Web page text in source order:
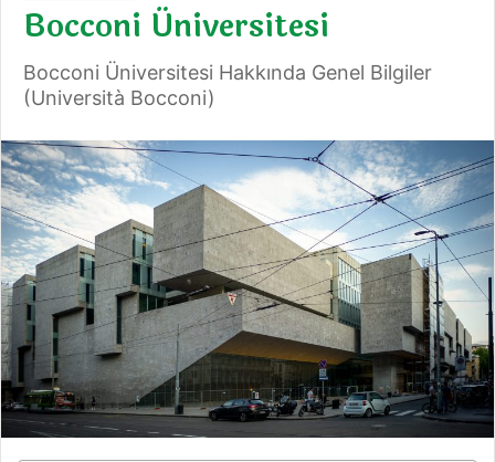
Bocconi Üniversitesi
Bocconi Üniversitesi Hakkında Genel Bilgiler
(Università Bocconi)